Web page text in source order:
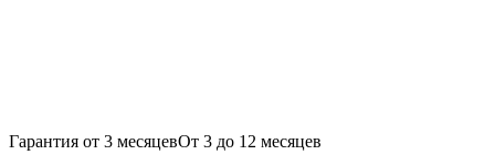
Гарантия от 3 месяцевОт 3 до 12 месяцев